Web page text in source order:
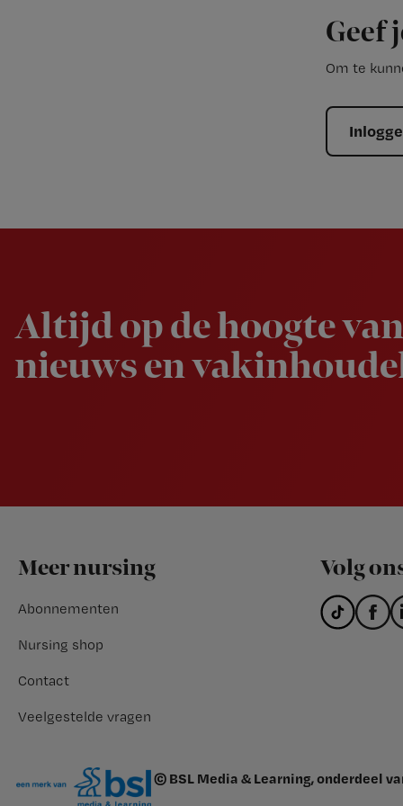
Geef
Om te
Altijd op de hoogte
nieuws en
Footer
Meer nursing
Abonnementen
Nursing shop
Contact
Veelgestelde vragen
Volg
© BSL Media & Learning, onderdeel